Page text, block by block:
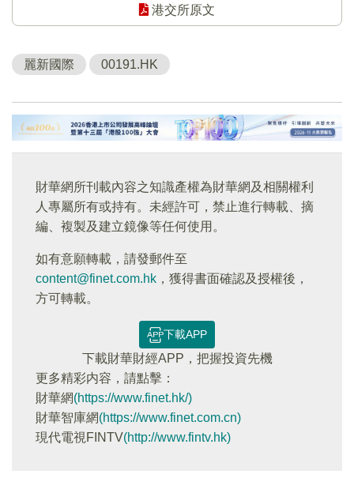
港交所原文
麗新國際 00191.HK
財華網所刊載內容之知識產權為財華網及相關權利
人專屬所有或持有。未經許可，禁止進行轉載、摘
編、複製及建立鏡像等任何使用。
如有意願轉載，請發郵件至
content@finet.com.hk ，獲得書面確認及授權後，
方可轉載。
下載APP
下載財華財經APP，把握投資先機
更多精彩内容，請點擊：
財華網(https://www.finet.hk/)
財華智庫網(https://www.finet.com.cn)
現代電視FINTV(http://www.fintv.hk)